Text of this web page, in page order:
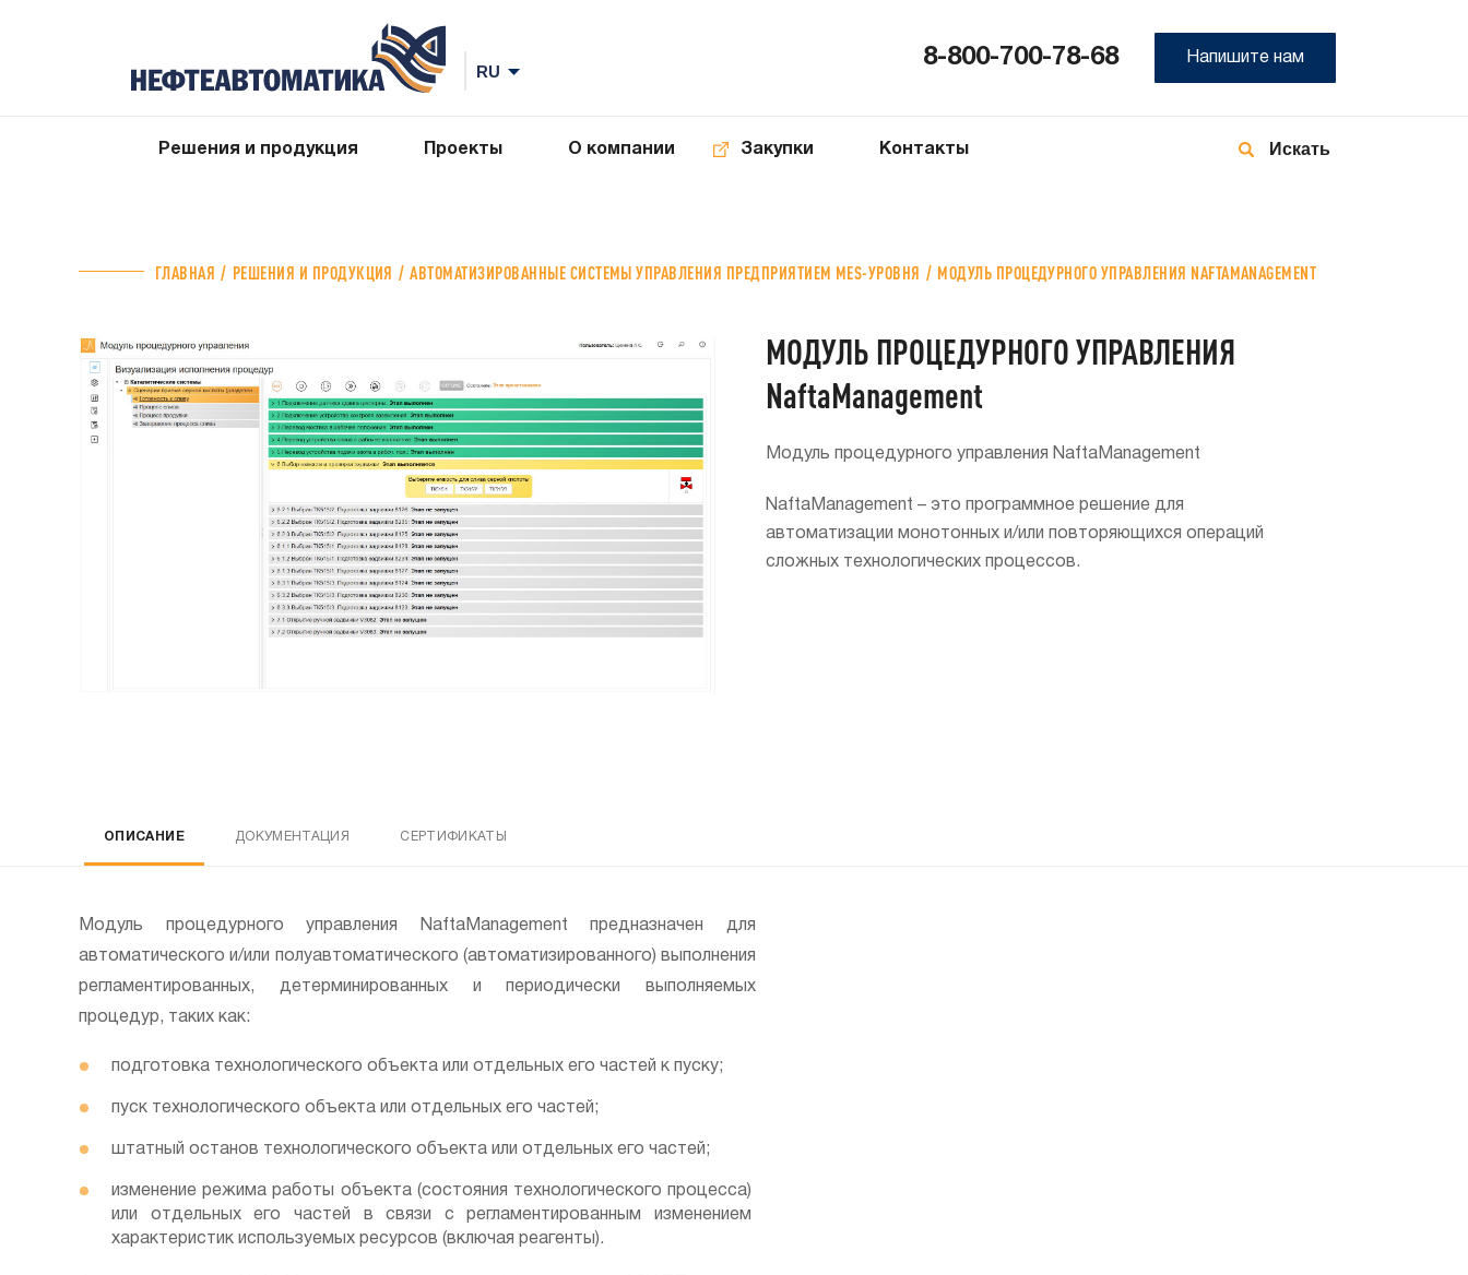
8-800-700-78-68 Напишите нам
Решения и продукция Проекты О компании Закупки Контакты
ГЛАВНАЯ РЕШЕНИЯ И ПРОДУКЦИЯ АВТОМАТИЗИРОВАННЫЕ СИСТЕМЫ УПРАВЛЕНИЯ ПРЕДПРИЯТИЕМ MES-УРОВНЯ МОДУЛЬ ПРОЦЕДУРНОГО УПРАВЛЕНИЯ NAFTAMANAGEMENT
МОДУЛЬ ПРОЦЕДУРНОГО УПРАВЛЕНИЯ
NaftaManagement
Модуль процедурного управления NaftaManagement
NaftaManagement – это программное решение для
автоматизации монотонных и/или повторяющихся операций
сложных технологических процессов.
ОПИСАНИЕ ДОКУМЕНТАЦИЯ СЕРТИФИКАТЫ
Модуль процедурного управления NaftaManagement предназначен для
автоматического и/или полуавтоматического (автоматизированного) выполнения
регламентированных, детерминированных и периодически выполняемых
процедур, таких как:
подготовка технологического объекта или отдельных его частей к пуску;
пуск технологического объекта или отдельных его частей;
штатный останов технологического объекта или отдельных его частей;
изменение режима работы объекта (состояния технологического процесса)
или отдельных его частей в связи с регламентированным изменением
характеристик используемых ресурсов (включая реагенты).